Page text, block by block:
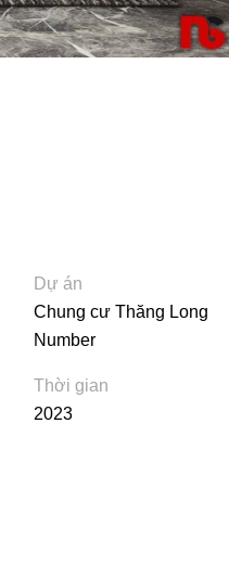
Dự án
Chung cư Thăng Long
Number
Thời gian
2023